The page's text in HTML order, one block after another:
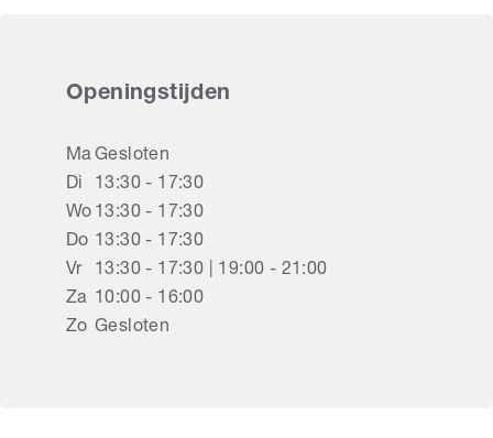
Openingstijden
MaGesloten
Di
13:30 - 17:30
Wo 13:30 - 17:30
Do
13:30 - 17:30
Vr
13:30 - 17:30 | 19:00 - 21:00
Za
10:00 - 16:00
Zo Gesloten